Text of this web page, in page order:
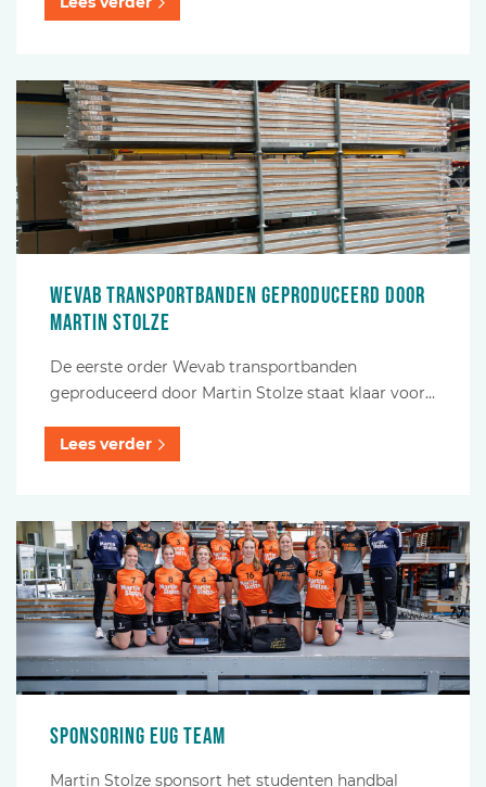
Wevab transportbanden geproduceerd door
Martin Stolze
De eerste order Wevab transportbanden
geproduceerd door Martin Stolze staat klaar voor…
Lees verder
Sponsoring EUG team
Martin Stolze sponsort het studenten handbal